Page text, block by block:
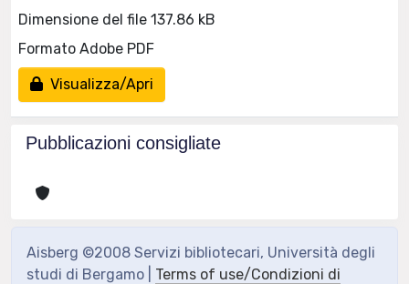
Dimensione del file 137.86 kB
Formato Adobe PDF
Visualizza/Apri
Pubblicazioni consigliate
Aisberg ©2008 Servizi bibliotecari, Università degli
studi di Bergamo | Terms of use/Condizioni di